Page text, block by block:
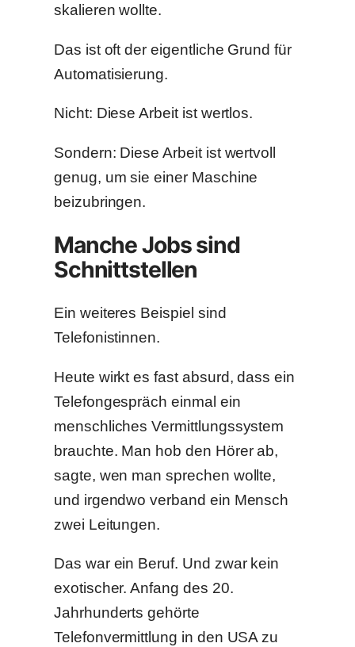
skalieren wollte.
Das ist oft der eigentliche Grund für
Automatisierung.
Nicht: Diese Arbeit ist wertlos.
Sondern: Diese Arbeit ist wertvoll
genug, um sie einer Maschine
beizubringen.
Manche Jobs sind
Schnittstellen
Ein weiteres Beispiel sind
Telefonistinnen.
Heute wirkt es fast absurd, dass ein
Telefongespräch einmal ein
menschliches Vermittlungssystem
brauchte. Man hob den Hörer ab,
sagte, wen man sprechen wollte,
und irgendwo verband ein Mensch
zwei Leitungen.
Das war ein Beruf. Und zwar kein
exotischer. Anfang des 20.
Jahrhunderts gehörte
Telefonvermittlung in den USA zu